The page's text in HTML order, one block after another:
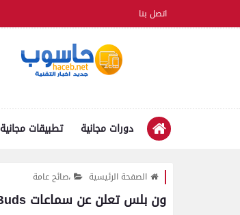
اتصل بنا
دورات مجانية تطبيقات مجانية
الصفحة الرئيسية ،صائح عامة
ون بلس تعلن عن سماعات OnePlus Buds مع عمر بطارية رهيب